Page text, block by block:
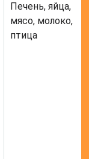
Печень, яйца,
мясо, молоко,
птица